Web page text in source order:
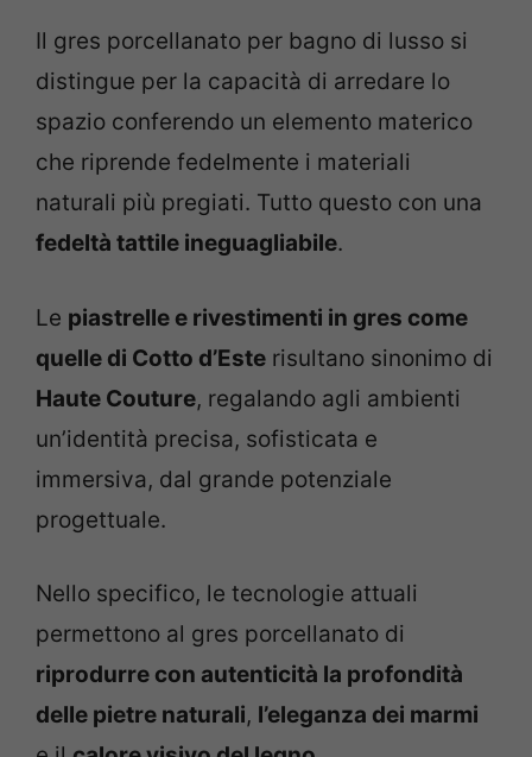
Il gres porcellanato per bagno di lusso si
distingue per la capacità di arredare lo
spazio conferendo un elemento materico
che riprende fedelmente i materiali
naturali più pregiati. Tutto questo con una
fedeltà tattile ineguagliabile.
Le piastrelle e rivestimenti in gres come
quelle di Cotto d’Este risultano sinonimo di
Haute Couture, regalando agli ambienti
un’identità precisa, sofisticata e
immersiva, dal grande potenziale
progettuale.
Nello specifico, le tecnologie attuali
permettono al gres porcellanato di
riprodurre con autenticità la profondità
delle pietre naturali, l’eleganza dei marmi